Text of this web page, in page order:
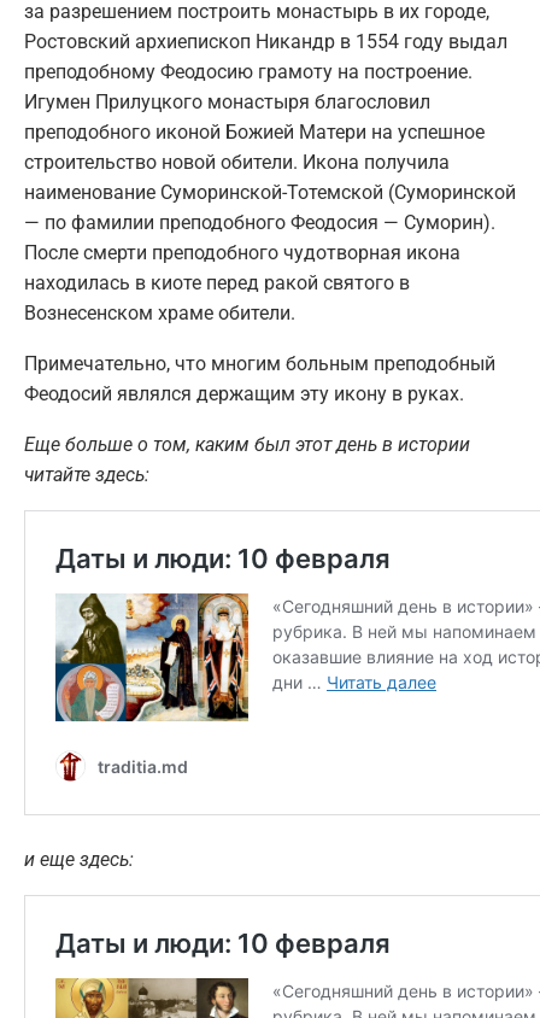
за разрешением построить монастырь в их городе,
Ростовский архиепископ Никандр в 1554 году выдал
преподобному Феодосию грамоту на построение.
Игумен Прилуцкого монастыря благословил
преподобного иконой Божией Матери на успешное
строительство новой обители. Икона получила
наименование Суморинской-Тотемской (Суморинской
— по фамилии преподобного Феодосия — Суморин).
После смерти преподобного чудотворная икона
находилась в киоте перед ракой святого в
Вознесенском храме обители.
Примечательно, что многим больным преподобный
Феодосий являлся держащим эту икону в руках.
Еще больше о том, каким был этот день в истории
читайте здесь:
и еще здесь: